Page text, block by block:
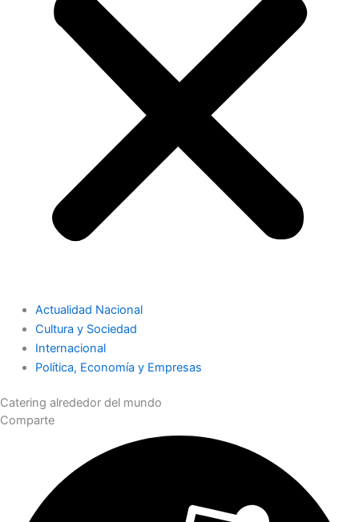
Actualidad Nacional
Cultura y Sociedad
Internacional
Política, Economía y Empresas
Catering alrededor del mundo
Comparte